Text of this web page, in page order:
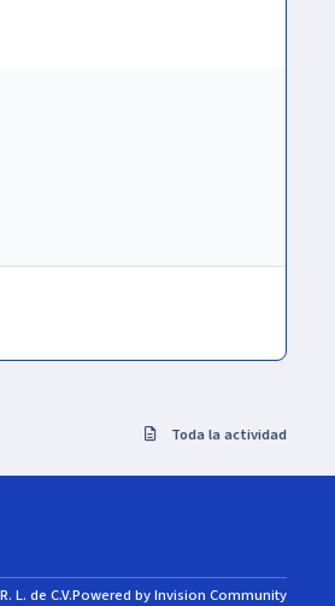
Toda la actividad
L. de C.V.Powered byInvision Community